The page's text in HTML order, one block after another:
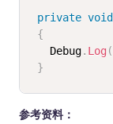
private void
{
   Debug
. Log (
}
参考资料：